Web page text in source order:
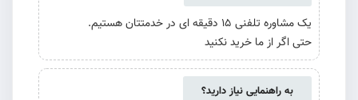
یک مشاوره تلفنی 15 دقیقه ای در خدمتتان هستیم.
حتی اگر از ما خرید نکنید
به راهنمایی نیاز دارید؟